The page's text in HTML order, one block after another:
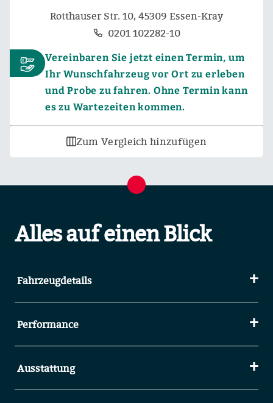
Rotthauser Str. 10, 45309 Essen-Kray
0201 102282-10
Vereinbaren Sie jetzt einen Termin, um
Ihr Wunschfahrzeug vor Ort zu erleben
und Probe zu fahren. Ohne Termin kann
es zu Wartezeiten kommen.
Zum Vergleich hinzufügen
Alles auf einen Blick
Fahrzeugdetails
Performance
Ausstattung